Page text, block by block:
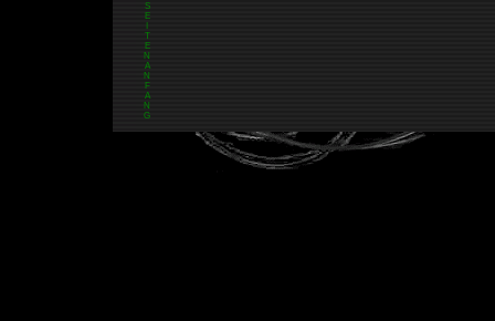
S
E
T
E
N
A
N
F
A
N
G